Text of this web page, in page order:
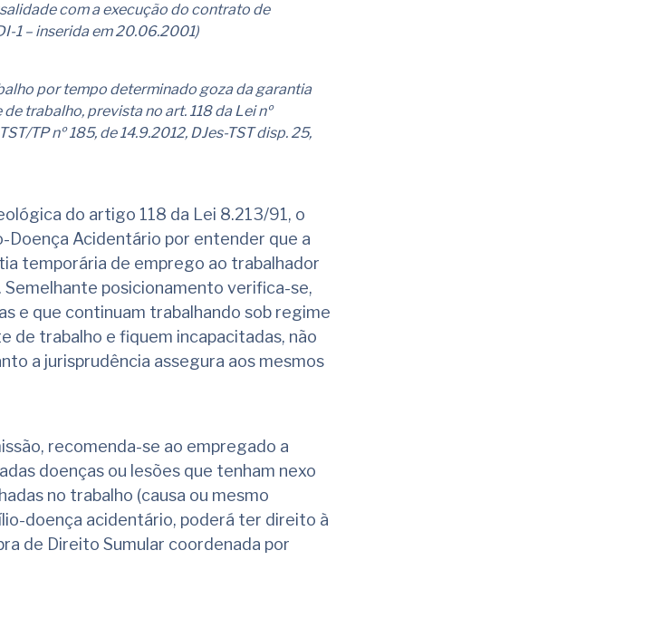
com a execução do contrato de
1 – inserida em 20.06.2001)
por tempo determinado goza da garantia
trabalho, prevista no art. 118 da Lei nº
TP nº 185, de 14.9.2012, DJes-TST disp. 25,
do artigo 118 da Lei 8.213/91, o
Doença Acidentário por entender que a
temporária de emprego ao trabalhador
posicionamento verifica-se,
e que continuam trabalhando sob regime
de trabalho e fiquem incapacitadas, não
a jurisprudência assegura aos mesmos
recomenda-se ao empregado a
doenças ou lesões que tenham nexo
no trabalho (causa ou mesmo
doença acidentário, poderá ter direito à
de Direito Sumular coordenada por